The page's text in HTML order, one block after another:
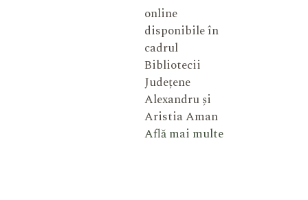
online
disponibile în
cadrul
Bibliotecii
Județene
Alexandru și
Aristia Aman
Află mai multe